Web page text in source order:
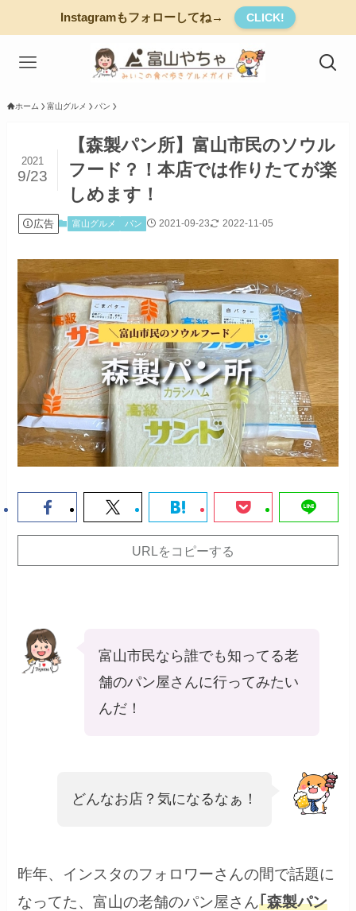
Instagramもフォローしてね→ CLICK!
ホーム 富山グルメ パン
【森製パン所】富山市民のソウル
フード？！本店では作りたてが楽
しめます！
2021
9/23
広告 富山グルメ パン 2021-09-23 2022-11-05
URLをコピーする
富山市民なら誰でも知ってる老
舗のパン屋さんに行ってみたい
んだ！
どんなお店？気になるなぁ！
昨年、インスタのフォロワーさんの間で話題に
なってた、富山の老舗のパン屋さん｢森製パン